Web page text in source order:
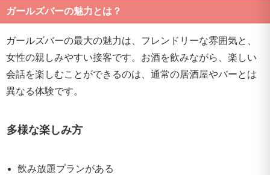
ガールズバーの魅力とは？
ガールズバーの最大の魅力は、フレンドリーな雰囲気と、
女性の親しみやすい接客です。お酒を飲みながら、楽しい
会話を楽しむことができるのは、通常の居酒屋やバーとは
異なる体験です。
多様な楽しみ方
飲み放題プランがある